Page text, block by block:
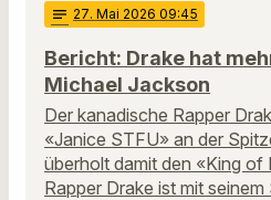
notes 27. Mai 2026 09:45
Bericht: Drake hat
Michael Jackson
Der kanadische Rapper
«Janice STFU» an der
überholt damit den «King of
Rapper Drake ist mit